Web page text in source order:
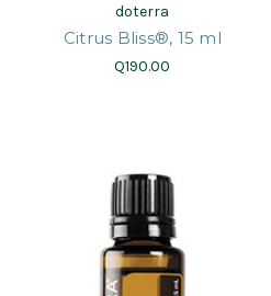
doterra
Citrus Bliss®, 15 ml
Q190.00